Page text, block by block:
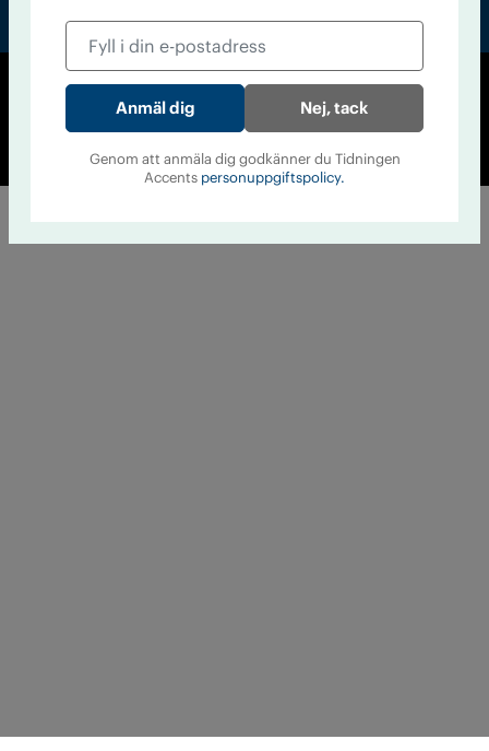
© Tidningen Accent 2026
Cookiepolicy
Personuppgiftspolicy
Nej, tack
Genom att anmäla dig godkänner du Tidningen
Accents personuppgiftspolicy.